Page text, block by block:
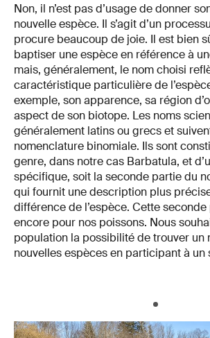
Non, il n’est pas d’usage de donner
nouvelle espèce. Il s’agit d’un
procure beaucoup de joie. Il est bien
baptiser une espèce en référence à
mais, généralement, le nom choisi
caractéristique particulière de
exemple, son apparence, sa région
aspect de son biotope. Les noms
généralement latins ou grecs et
nomenclature binomiale. Ils sont
genre, dans notre cas Barbatula, et
spécifique, soit la seconde partie du
qui fournit une description plus
différence de l’espèce. Cette
encore pour nos poissons. Nous
population la possibilité de trouver un
nouvelles espèces en participant à un